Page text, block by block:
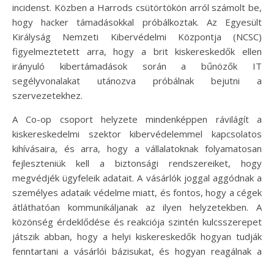
incidenst. Közben a Harrods csütörtökön arról számolt be,
hogy hacker támadásokkal próbálkoztak. Az Egyesült
Királyság Nemzeti Kibervédelmi Központja (NCSC)
figyelmeztetett arra, hogy a brit kiskereskedők ellen
irányuló kibertámadások során a bűnözők IT
segélyvonalakat utánozva próbálnak bejutni a
szervezetekhez.
A Co-op csoport helyzete mindenképpen rávilágít a
kiskereskedelmi szektor kibervédelemmel kapcsolatos
kihívásaira, és arra, hogy a vállalatoknak folyamatosan
fejleszteniük kell a biztonsági rendszereiket, hogy
megvédjék ügyfeleik adatait. A vásárlók joggal aggódnak a
személyes adataik védelme miatt, és fontos, hogy a cégek
átláthatóan kommunikáljanak az ilyen helyzetekben. A
közönség érdeklődése és reakciója szintén kulcsszerepet
játszik abban, hogy a helyi kiskereskedők hogyan tudják
fenntartani a vásárlói bázisukat, és hogyan reagálnak a